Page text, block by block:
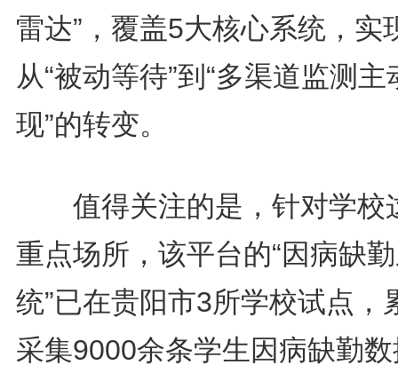
雷达”，覆盖5大核心系统，实
从“被动等待”到“多渠道监测主
现”的转变。
值得关注的是，针对学校
重点场所，该平台的“因病缺
统”已在贵阳市3所学校试点，
采集9000余条学生因病缺勤